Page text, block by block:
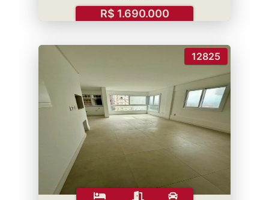
R$ 1.690.000
12825